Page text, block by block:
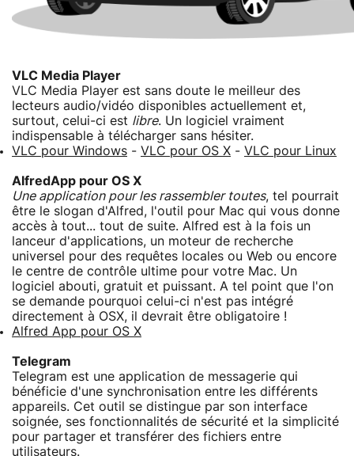
VLC Media Player
VLC Media Player est sans doute le meilleur des
lecteurs audio/vidéo disponibles actuellement et,
surtout, celui-ci est libre. Un logiciel vraiment
indispensable à télécharger sans hésiter.
VLC pour Windows - VLC pour OS X - VLC pour Linux
AlfredApp pour OS X
Une application pour les rassembler toutes, tel pourrait
être le slogan d'Alfred, l'outil pour Mac qui vous donne
accès à tout... tout de suite. Alfred est à la fois un
lanceur d'applications, un moteur de recherche
universel pour des requêtes locales ou Web ou encore
le centre de contrôle ultime pour votre Mac. Un
logiciel abouti, gratuit et puissant. A tel point que l'on
se demande pourquoi celui-ci n'est pas intégré
directement à OSX, il devrait être obligatoire !
Alfred App pour OS X
Telegram
Telegram est une application de messagerie qui
bénéficie d'une synchronisation entre les différents
appareils. Cet outil se distingue par son interface
soignée, ses fonctionnalités de sécurité et la simplicité
pour partager et transférer des fichiers entre
utilisateurs.